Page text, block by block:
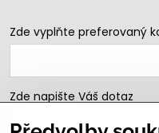
Zde vyplňte preferovaný
Zde napište Váš dotaz